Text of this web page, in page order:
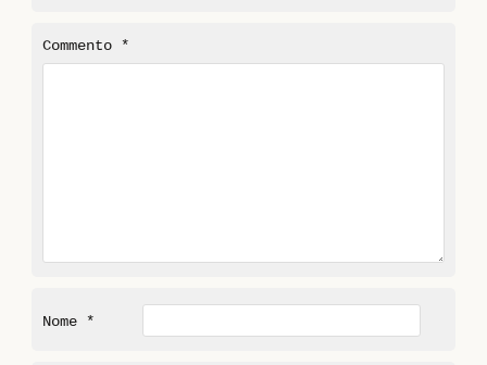
Commento *
Nome *